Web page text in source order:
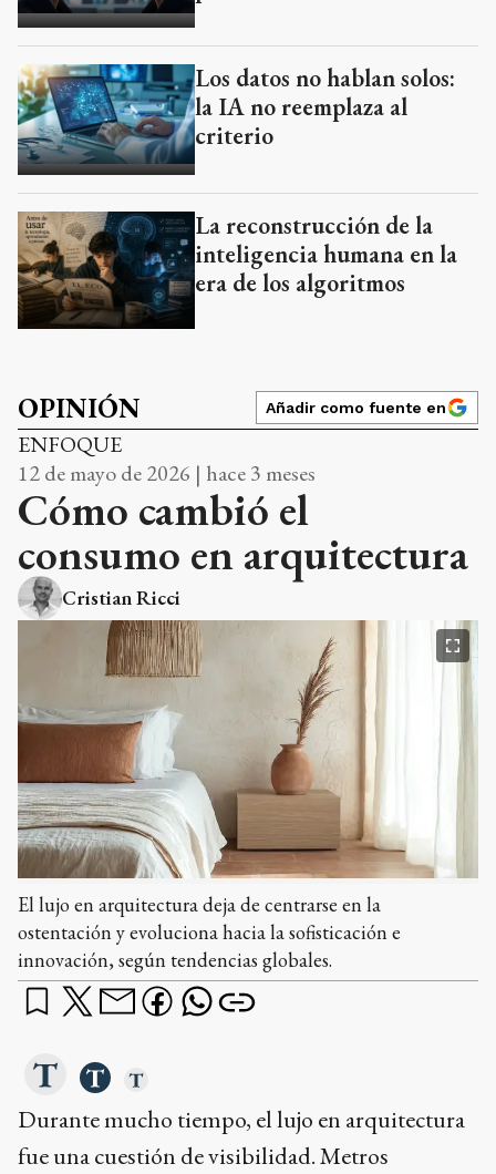
Los datos no hablan solos:
la IA no reemplaza al
criterio
La reconstrucción de la
inteligencia humana en la
era de los algoritmos
OPINIÓN Añadir como fuente en
ENFOQUE
12 de mayo de 2026 | hace 3 meses
Cómo cambió el
consumo en arquitectura
Cristian Ricci
El lujo en arquitectura deja de centrarse en la
ostentación y evoluciona hacia la sofisticación e
innovación, según tendencias globales.
Durante mucho tiempo, el lujo en arquitectura
fue una cuestión de visibilidad. Metros